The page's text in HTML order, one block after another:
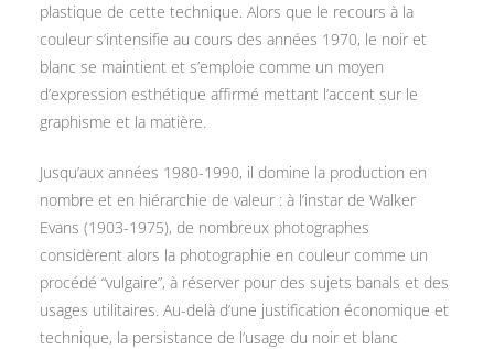
plastique de cette technique. Alors que le recours à la
couleur s’intensifie au cours des années 1970, le noir et
blanc se maintient et s’emploie comme un moyen
d’expression esthétique affirmé mettant l’accent sur le
graphisme et la matière.
Jusqu’aux années 1980-1990, il domine la production en
nombre et en hiérarchie de valeur : à l’instar de Walker
Evans (1903-1975), de nombreux photographes
considèrent alors la photographie en couleur comme un
procédé “vulgaire”, à réserver pour des sujets banals et des
usages utilitaires. Au-delà d’une justification économique et
technique, la persistance de l’usage du noir et blanc